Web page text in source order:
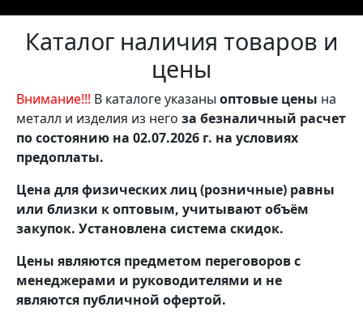
Каталог наличия товаров и
цены
Внимание!!! В каталоге указаны оптовые цены на
металл и изделия из него за безналичный расчет
по состоянию на 02.07.2026 г. на условиях
предоплаты.
Цена для физических лиц (розничные) равны
или близки к оптовым, учитывают объём
закупок. Установлена система скидок.
Цены являются предметом переговоров с
менеджерами и руководителями и не
являются публичной офертой.